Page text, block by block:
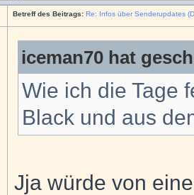
Betreff des Beitrags: Re: Infos über Senderupdates
iceman70 hat
Wie ich die Tage
Black und aus
Jja würde von